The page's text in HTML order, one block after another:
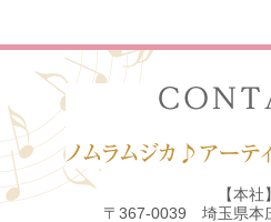
【本社】
〒367-0039 埼玉県本